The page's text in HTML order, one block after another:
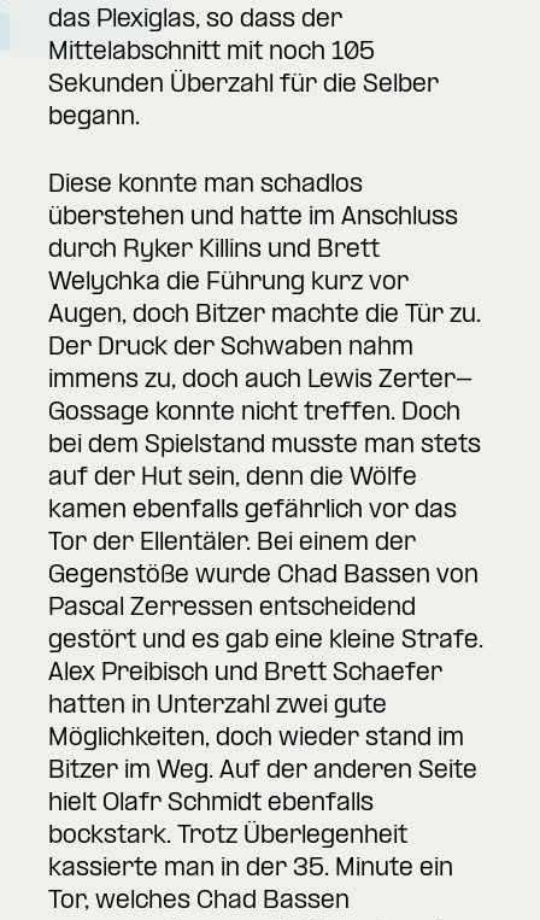
das Plexiglas, so dass der
Mittelabschnitt mit noch 105
Sekunden Überzahl für die Selber
begann.
Diese konnte man schadlos
überstehen und hatte im Anschluss
durch Ryker Killins und Brett
Welychka die Führung kurz vor
Augen, doch Bitzer machte die Tür zu.
Der Druck der Schwaben nahm
immens zu, doch auch Lewis Zerter-
Gossage konnte nicht treffen. Doch
bei dem Spielstand musste man stets
auf der Hut sein, denn die Wölfe
kamen ebenfalls gefährlich vor das
Tor der Ellentäler. Bei einem der
Gegenstöße wurde Chad Bassen von
Pascal Zerressen entscheidend
gestört und es gab eine kleine Strafe.
Alex Preibisch und Brett Schaefer
hatten in Unterzahl zwei gute
Möglichkeiten, doch wieder stand im
Bitzer im Weg. Auf der anderen Seite
hielt Olafr Schmidt ebenfalls
bockstark. Trotz Überlegenheit
kassierte man in der 35. Minute ein
Tor, welches Chad Bassen